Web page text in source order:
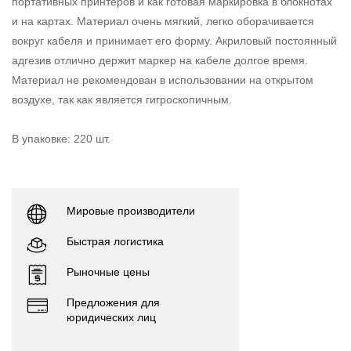
и на картах. Материал очень мягкий, легко оборачивается
вокруг кабеля и принимает его форму. Акриловый постоянный
адгезив отлично держит маркер на кабеле долгое время.
Материал не рекомендован в использовании на открытом
воздухе, так как является гигроскопичным.
В упаковке: 220 шт.
Мировые производители
Быстрая логистика
Рыночные цены
Предложения для
юридических лиц